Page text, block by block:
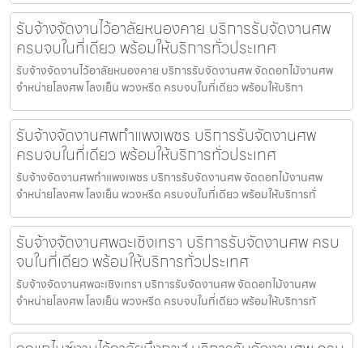
รับจ้างจัดงานไว้อาลัยหนองคาย บริการรับจัดงานศพ
ครบจบในที่เดียว พร้อมให้บริการทั่วประเทศ
รับจ้างจัดงานไว้อาลัยหนองคาย บริการรับจัดงานศพ จัดดอกไม้งานศพ
จำหน่ายโลงศพ โลงเย็น พวงหรีด ครบจบในที่เดียว พร้อมให้บริกา
รับจ้างจัดงานศพกำแพงเพชร บริการรับจัดงานศพ
ครบจบในที่เดียว พร้อมให้บริการทั่วประเทศ
รับจ้างจัดงานศพกำแพงเพชร บริการรับจัดงานศพ จัดดอกไม้งานศพ
จำหน่ายโลงศพ โลงเย็น พวงหรีด ครบจบในที่เดียว พร้อมให้บริการทั่
รับจ้างจัดงานศพฉะเชิงเทรา บริการรับจัดงานศพ ครบ
จบในที่เดียว พร้อมให้บริการทั่วประเทศ
รับจ้างจัดงานศพฉะเชิงเทรา บริการรับจัดงานศพ จัดดอกไม้งานศพ
จำหน่ายโลงศพ โลงเย็น พวงหรีด ครบจบในที่เดียว พร้อมให้บริการทั